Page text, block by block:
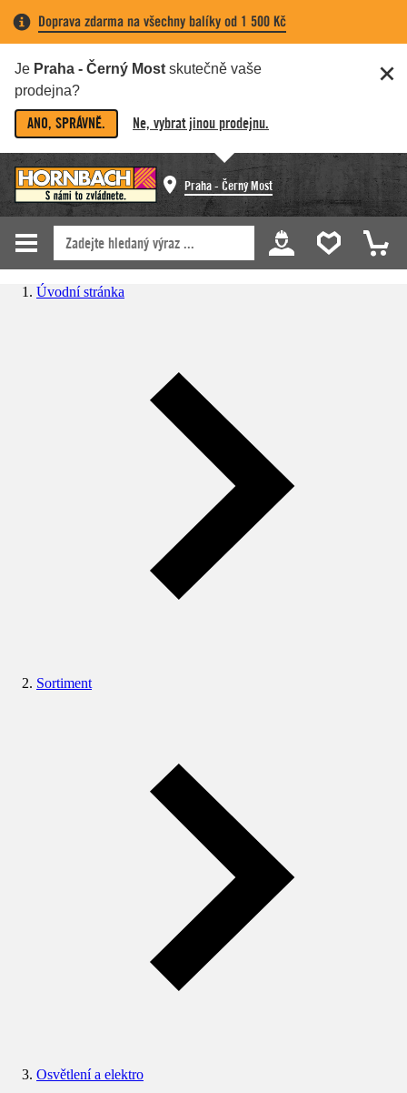
Doprava zdarma na všechny balíky od 1 500 Kč
Je Praha - Černý Most skutečně vaše
prodejna?
ANO, SPRÁVNĚ. Ne, vybrat jinou prodejnu.
Praha - Černý Most
Úvodní stránka
Sortiment
Osvětlení a elektro